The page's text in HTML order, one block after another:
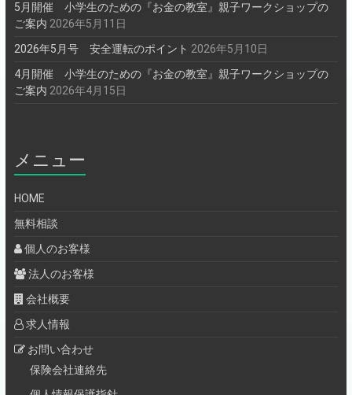
5月開催 小学生のための『お金の教室』親子ワークショップの
ご案内 2026年5月11日
2026年5月号 安全運転のポイント 2026年5月10日
4月開催 小学生のための『お金の教室』親子ワークショップの
ご案内 2026年4月15日
メニュー
HOME
無料相談
個人のお客様
法人のお客様
会社概要
求人情報
お問い合わせ
保険会社連絡先